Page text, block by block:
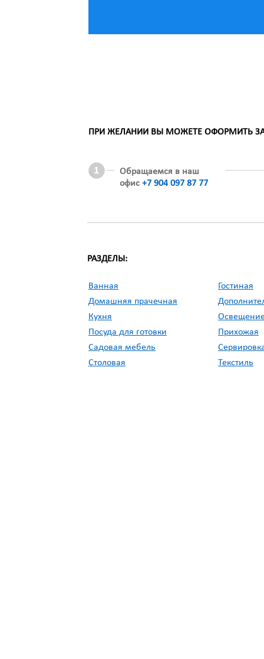
ПРИ ЖЕЛАНИИ ВЫ МОЖЕТЕ ОФОРМИТЬ
Обращаемся в наш
офис +7 904 097 87 77
РАЗДЕЛЫ:
Ванная
Гостиная
Домашняя прачечная
Кухня
Посуда для готовки
Прихожая
Садовая мебель
Столовая
Текстиль